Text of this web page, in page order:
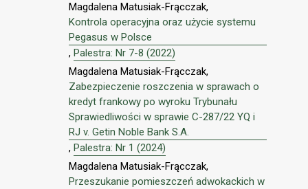
Magdalena Matusiak-Frącczak,
Kontrola operacyjna oraz użycie systemu
Pegasus w Polsce
, Palestra: Nr 7-8 (2022)
Magdalena Matusiak-Frącczak,
Zabezpieczenie roszczenia w sprawach o
kredyt frankowy po wyroku Trybunału
Sprawiedliwości w sprawie C-287/22 YQ i
RJ v. Getin Noble Bank S.A.
, Palestra: Nr 1 (2024)
Magdalena Matusiak-Frącczak,
Przeszukanie pomieszczeń adwokackich w